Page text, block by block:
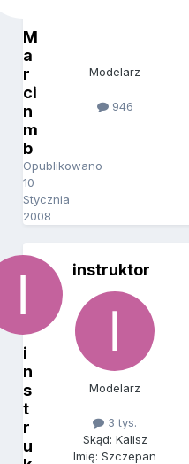
M
a
r
ci
n
m
b
Opublikowano
10
Stycznia
2008
Modelarz
946
i
n
s
t
r
u
instruktor
Modelarz
3 tys.
Skąd: Kalisz
Imię: Szczepan